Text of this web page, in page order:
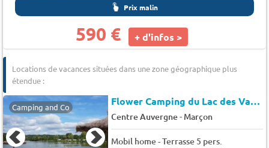
Prix malin
590 € + d'infos >
Locations de vacances situées dans une zone géographique plus
étendue :
Camping and Co Flower Camping du Lac des Varennes
Centre Auvergne- Marçon
Mobil home - Terrasse 5 pers.